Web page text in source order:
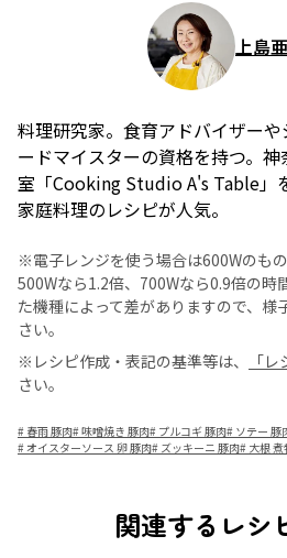
上島
料理研究家。食育アドバイザー
ードマイスターの資格を持つ。
室「Cooking Studio A's Table」
家庭料理のレシピが人気。
※電子レンジを使う場合は600Wのもの
500Wなら1.2倍、700Wなら0.9倍の時
た機種によって差がありますので、様
さい。
※レシピ作成・表記の基準等は、
「
さい。
# 春雨 豚肉#味噌焼き 豚肉# プルコギ 豚肉# ソテー 豚
#オイスターソース 卵 豚肉# ズッキーニ 豚肉# 大根
関連するレシ